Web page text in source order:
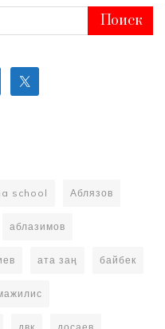
school Аблязов
аблазимов
ата заң байбек